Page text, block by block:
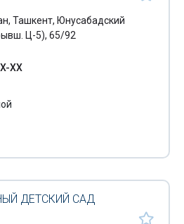
Ташкент, Юнусабадский
Ц-5), 65/92
XX
ДЕТСКИЙ САД